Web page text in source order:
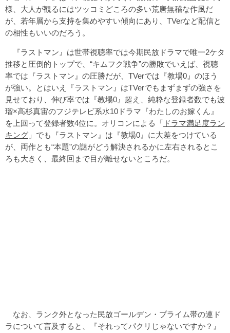
様、大人が観るにはツッコミどころの多い荒唐無稽な作風だ
が、若年層から支持を集めやすい傾向にあり、TVerなど配信と
の相性もいいのだろう。
『ラストマン』は世帯視聴率では今期民放ドラマで唯一2ケタ
推移と圧倒的トップで、“キムフク戦争”の勝敗でいえば、視聴
率では『ラストマン』の圧勝だが、TVerでは『教場0』のほう
が強い。とはいえ『ラストマン』はTVerでもまずまずの強さを
見せており、伸び率では『教場0』超え、純粋な登録者数でも波
瑠×高杉真宙のフジテレビ系水10ドラマ『わたしのお嫁くん』
を上回って登録者数4位に。オリコンによる「 ドラマ満足度ラン
キング 」でも『ラストマン』は『教場0』に大差をつけている
が、両作とも“本題”の謎がどう解決されるかに左右されるとこ
ろも大きく、最終回まで目が離せないところだ。
なお、ランク外となった民放ゴールデン・プライム帯の連ド
ラについて言及すると、『それってパクリじゃないですか？』